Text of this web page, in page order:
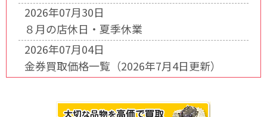
2026年07月30日
８月の店休日・夏季休業
2026年07月04日
金券買取価格一覧（2026年7月4日更新）